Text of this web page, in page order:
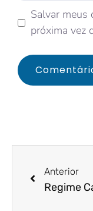
Salvar meus
próxima vez
Anterior